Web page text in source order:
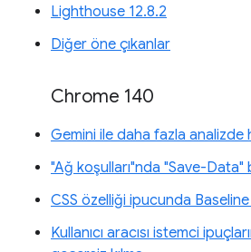
Lighthouse 12.8.2
Diğer öne çıkanlar
Chrome 140
Gemini ile daha fazla analizde
"Ağ koşulları"nda "Save-Data"
CSS özelliği ipucunda
Kullanıcı aracısı istemci